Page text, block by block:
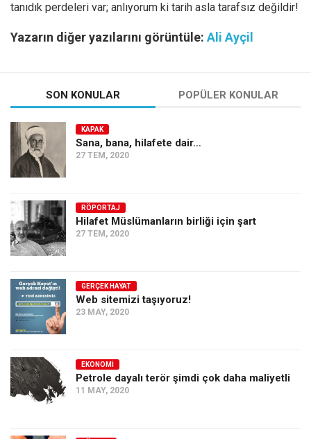
tanıdık perdeleri var; anlıyorum ki tarih asla tarafsız değildir!
Yazarın diğer yazılarını görüntüle: Ali Ayçil
SON KONULAR POPÜLER KONULAR
KAPAK
Sana, bana, hilafete dair…
27 TEM, 2020
RÖPORTAJ
Hilafet Müslümanların birliği için şart
27 TEM, 2020
GERÇEK HAYAT
Web sitemizi taşıyoruz!
23 MAY, 2020
EKONOMI
Petrole dayalı terör şimdi çok daha maliyetli
11 MAY, 2020